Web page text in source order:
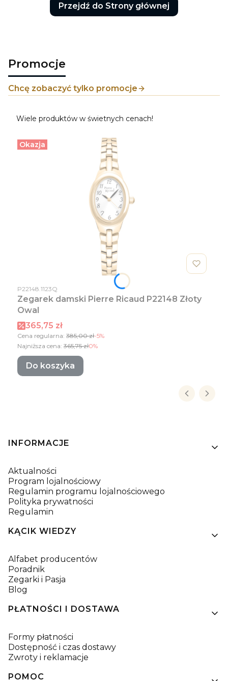
Przejdź do Strony głównej
Promocje
Chcę zobaczyć tylko promocje
Wiele produktów w świetnych cenach!
Okazja
Kod produktu
P22148.1123Q
Zegarek damski Pierre Ricaud P22148 Złoty
Owal
Cena promocyjna
365,75 zł
Cena regularna: 385,00 zł-5%
Najniższa cena: 365,75 zł0%
Do koszyka
Linki w stopce
INFORMACJE
Aktualności
Program lojalnościowy
Regulamin programu lojalnościowego
Polityka prywatności
Regulamin
KĄCIK WIEDZY
Alfabet producentów
Poradnik
Zegarki i Pasja
Blog
PŁATNOŚCI I DOSTAWA
Formy płatności
Dostępność i czas dostawy
Zwroty i reklamacje
POMOC